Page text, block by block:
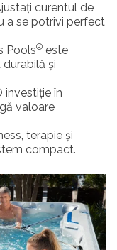
curentul de
a se potrivi perfect
Pools® este
și
investiție în
valoare
terapie și
compact.